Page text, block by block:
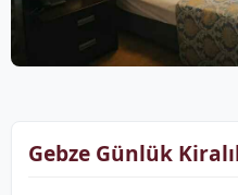
Gebze Günlük